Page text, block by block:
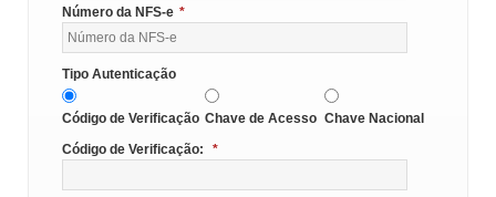
Número da NFS-e *
Tipo Autenticação
Código de Verificação Chave de Acesso Chave Nacional
Código de Verificação:
*